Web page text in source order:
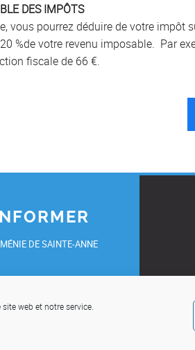
web et notre service.
DES IMPÔTS
vous pourrez déduire de votre impôt
%de votre revenu imposable. Par
fiscale de 66 €.
DE SAINTE-ANNE
NOUS VOS INFOS